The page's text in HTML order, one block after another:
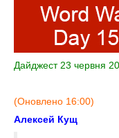
Дайджест 23 червня
(Оновлено 16:00)
Алексей Кущ